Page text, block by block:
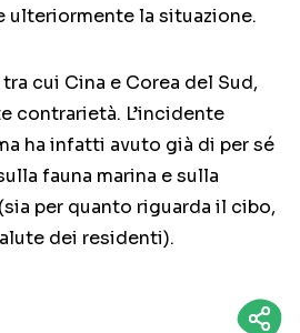
ulteriormente la situazione.
cui Cina e Corea del Sud,
contrarietà. L’incidente
ha infatti avuto già di per sé
fauna marina e sulla
per quanto riguarda il cibo,
dei residenti).